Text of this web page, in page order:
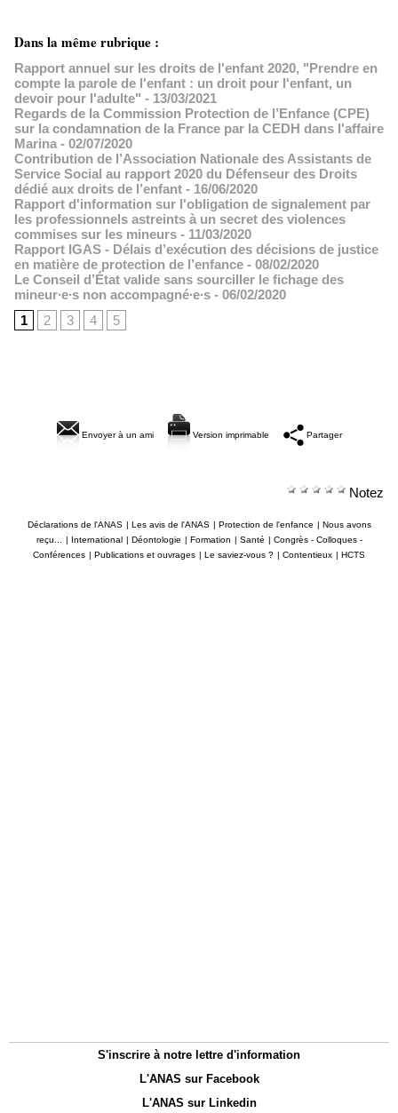
Dans la même rubrique :
Rapport annuel sur les droits de l'enfant 2020, "Prendre en
compte la parole de l'enfant : un droit pour l'enfant, un
devoir pour l'adulte" - 13/03/2021
Regards de la Commission Protection de l’Enfance (CPE)
sur la condamnation de la France par la CEDH dans l'affaire
Marina - 02/07/2020
Contribution de l’Association Nationale des Assistants de
Service Social au rapport 2020 du Défenseur des Droits
dédié aux droits de l’enfant - 16/06/2020
Rapport d'information sur l'obligation de signalement par
les professionnels astreints à un secret des violences
commises sur les mineurs - 11/03/2020
Rapport IGAS - Délais d’exécution des décisions de justice
en matière de protection de l’enfance - 08/02/2020
Le Conseil d’État valide sans sourciller le fichage des
mineur∙e∙s non accompagné∙e∙s - 06/02/2020
1
2 3 4 5
Envoyer à un ami Version imprimable Partager
Notez
Déclarations de l'ANAS | Les avis de l'ANAS | Protection de l'enfance | Nous avons
reçu...
| International | Déontologie | Formation | Santé | Congrès - Colloques -
Conférences | Publications et ouvrages | Le saviez-vous ? | Contentieux | HCTS
S'inscrire à notre lettre d'information
L'ANAS sur Facebook
L'ANAS sur Linkedin